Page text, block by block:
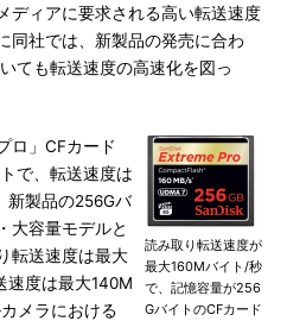
ディアに要求される高い転送速度
同社では、新製品の発売に合わ
ても転送速度の高速化を図っ
読み取り転送速度が
最大160Mバイト/秒
で、記憶容量が256
GバイトのCFカード
ロ」CFカード
で、転送速度は
新製品の256Gバ
大容量モデルと
転送速度は最大
速度は最大140M
メラにおける